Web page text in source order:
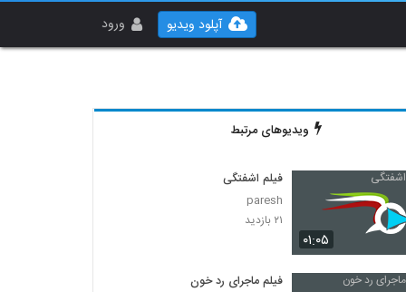
ورود آپلود ویدیو
ویدیوهای مرتبط
۰۱:۰۵
فیلم اشفتگی
paresh
۲۱ بازدید
فیلم ماجرای رد خون